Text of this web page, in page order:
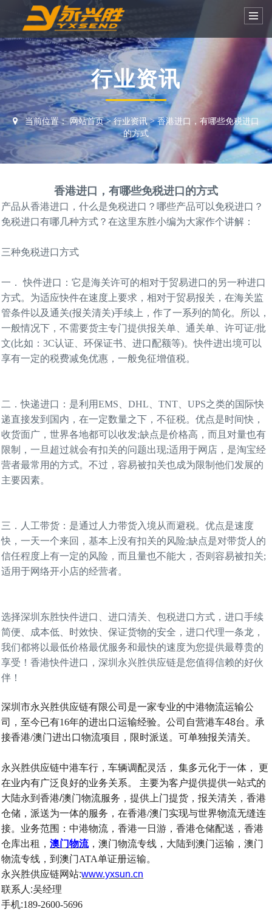
行业资讯
当前位置：网站首页>行业资讯>香港进口，有哪些免税进口
的方式
香港进口，有哪些免税进口的方式
产品从香港进口，什么是免税进口？哪些产品可以免税进口？
免税进口有哪几种方式？在这里东胜小编为大家作个讲解：
三种免税进口方式
一．
快件进口：它是海关许可的相对于贸易进口的另一种进口
方式。为适应快件在速度上要求，相对于贸易报关，在海关监
管条件以及通关(报关清关)手续上，作了一系列的简化。所以，
一般情况下，不需要货主专门提供报关单、通关单、许可证/批
文(比如：3C认证、环保证书、进口配额等)。快件进出境可以
享有一定的税费减免优惠，一般免征增值税。
二．快递进口：是利用EMS、DHL、TNT、UPS之类的国际快
递直接发到国内，在一定数量之下，不征税。优点是时间快，
收货面广，世界各地都可以收发;缺点是价格高，而且对量也有
限制，一旦超过就会有扣关的问题出现;适用于网店，是淘宝经
营者最常用的方式。不过，容易被扣关也成为限制他们发展的
主要因素。
三．人工带货：是通过人力带货入境从而避税。优点是速度
快，一天一个来回，基本上没有扣关的风险;缺点是对带货人的
信任程度上有一定的风险，而且量也不能大，否则容易被扣关;
适用于网络开小店的经营者。
选择深圳东胜快件进口、进口清关、包税进口方式，进口手续
简便、成本低、时效快、保证货物的安全，进口代理一条龙，
我们都将以最低价格最优服务和最快的速度为您提供最尊贵的
享受！香港快件进口，深圳永兴胜供应链是您值得信赖的好伙
伴！
深圳市永兴胜供应链有限公司是一家专业的中港物流运输公
司，至今已有16年的进出口运输经验。公司自营港车48台。承
接香港/澳门进出口物流项目，限时派送。可单独报关清关。
永兴胜供应链中港车行，车辆调配灵活， 集多元化于一体，
更
在业内有广泛良好的业务关系。
主要为客户提供提供一站式的
大陆永到香港/澳门物流服务，提供上门提货，报关清关，香港
仓储，派送为一体的服务，在香港/澳门实现与世界物流无缝连
接。业务范围：中港物流，香港一日游，香港仓储配送，香港
仓库出租，澳门物流 ，澳门物流专线，大陆到澳门运输，澳门
物流专线，到澳门ATA单证册运输。
永兴胜供应链网站:www.yxsun.cn
联系人 :吴经理
手机:189-2600-5696